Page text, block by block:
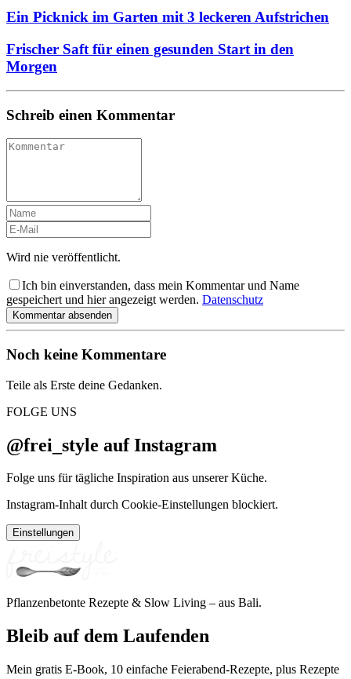
Ein Picknick im Garten mit 3 leckeren Aufstrichen
Frischer Saft für einen gesunden Start in den
Morgen
Schreib einen Kommentar
Wird nie veröffentlicht.
Ich bin einverstanden, dass mein Kommentar und Name
gespeichert und hier angezeigt werden. Datenschutz
Kommentar absenden
Noch keine Kommentare
Teile als Erste deine Gedanken.
FOLGE UNS
@frei_style auf Instagram
Folge uns für tägliche Inspiration aus unserer Küche.
Instagram-Inhalt durch Cookie-Einstellungen blockiert.
Einstellungen
Pflanzenbetonte Rezepte & Slow Living – aus Bali.
Bleib auf dem Laufenden
Mein gratis E-Book, 10 einfache Feierabend-Rezepte, plus Rezepte